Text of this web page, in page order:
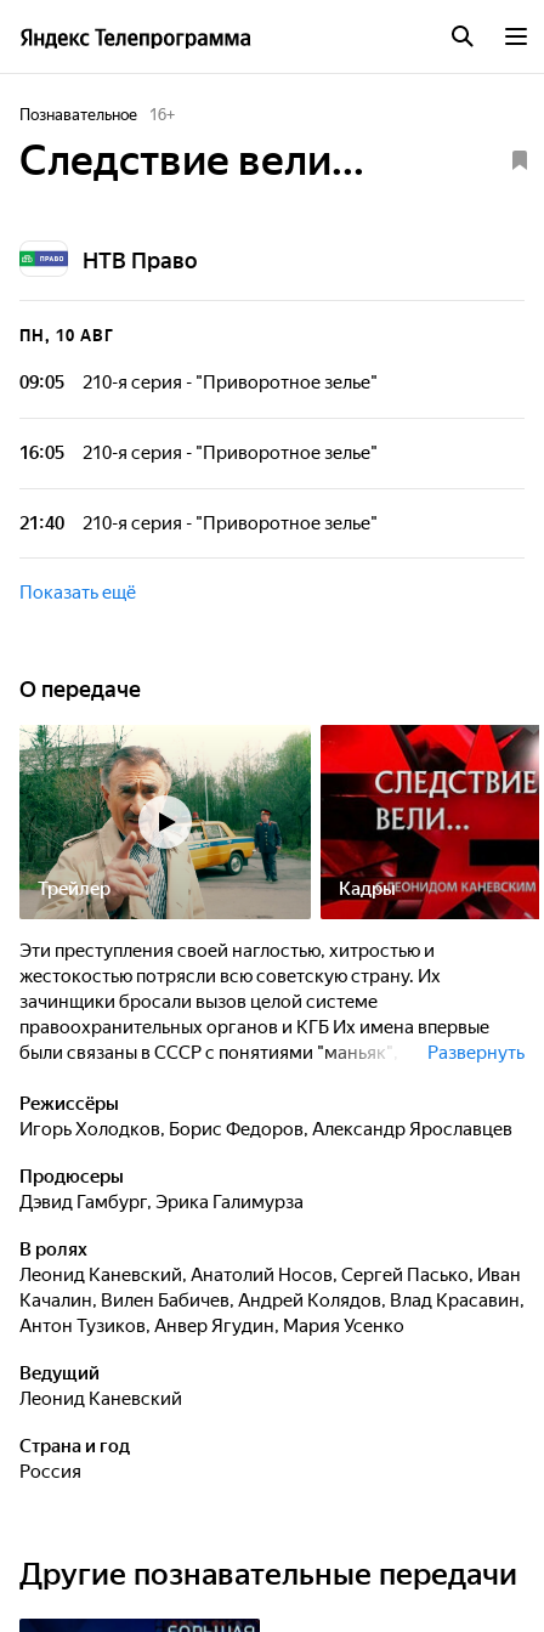
Познавательное 16+
Следствие вели...
НТВ Право
ПН, 10 АВГ
09:05 210-я серия - "Приворотное зелье"
1990 год, Тамбов. На набережной среди бела дня
с девушкой. В его брючине обнаружили иглу от шприца.
Налицо были все признаки отравления. Вскоре
16:05 210-я серия - "Приворотное зелье"
1990 год, Тамбов. На набережной среди бела дня
с девушкой. В его брючине обнаружили иглу от шприца.
Налицо были все признаки отравления. Вскоре
21:40 210-я серия - "Приворотное зелье"
1990 год, Тамбов. На набережной среди бела дня
неожиданно скрючился и упал молодой человек, гулявший
с девушкой. В его брючине обнаружили иглу от шприца.
Показать ещё
О передаче
Трейлер Кадры
Эти преступления своей наглостью, хитростью и
жестокостью потрясли всю советскую страну. Их
зачинщики бросали вызов целой системе
правоохранительных органов и КГБ Их имена впервые
были связаны в СССР с понятиями "маньяк", "террорист",
была угроза срыва Олимпиады 80 в Москве, и кто в
действительности стоял за организацией первых
кто воплотил в советскую реальность ужасный персонаж
Ганнибала Лектера? Как был ограблен Госбанк, и что
СССР?
Развернуть
Режиссёры
Игорь Холодков, Борис Федоров, Александр Ярославцев
Продюсеры
Дэвид Гамбург, Эрика Галимурза
В ролях
Леонид Каневский, Анатолий Носов, Сергей Пасько, Иван
Качалин, Вилен Бабичев, Андрей Колядов, Влад Красавин,
Антон Тузиков, Анвер Ягудин, Мария Усенко
Ведущий
Леонид Каневский
Страна и год
Россия
Другие познавательные передачи